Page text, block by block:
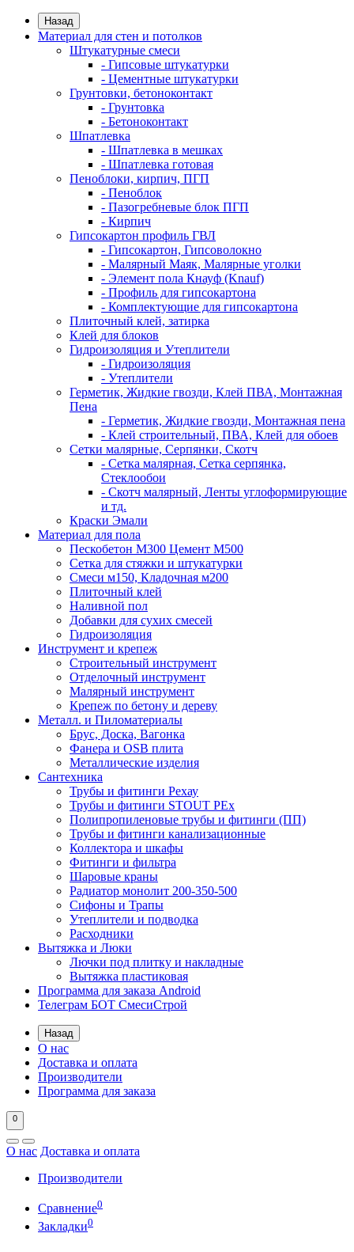
Назад
Материал для стен и потолков
Штукатурные смеси
- Гипсовые штукатурки
- Цементные штукатурки
Грунтовки, бетоноконтакт
- Грунтовка
- Бетоноконтакт
Шпатлевка
- Шпатлевка в мешках
- Шпатлевка готовая
Пеноблоки, кирпич, ПГП
- Пеноблок
- Пазогребневые блок ПГП
- Кирпич
Гипсокартон профиль ГВЛ
- Гипсокартон, Гипсоволокно
- Малярный Маяк, Малярные уголки
- Элемент пола Кнауф (Knauf)
- Профиль для гипсокартона
- Комплектующие для гипсокартона
Плиточный клей, затирка
Клей для блоков
Гидроизоляция и Утеплители
- Гидроизоляция
- Утеплители
Герметик, Жидкие гвозди, Клей ПВА, Монтажная
Пена
- Герметик, Жидкие гвозди, Монтажная пена
- Клей строительный, ПВА, Клей для обоев
Сетки малярные, Серпянки, Скотч
- Сетка малярная, Сетка серпянка,
Стеклообои
- Скотч малярный, Ленты углоформирующие
и тд.
Краски Эмали
Материал для пола
Пескобетон М300 Цемент М500
Сетка для стяжки и штукатурки
Смеси м150, Кладочная м200
Плиточный клей
Наливной пол
Добавки для сухих смесей
Гидроизоляция
Инструмент и крепеж
Строительный инструмент
Отделочный инструмент
Малярный инструмент
Крепеж по бетону и дереву
Металл. и Пиломатериалы
Брус, Доска, Вагонка
Фанера и OSB плита
Металлические изделия
Сантехника
Трубы и фитинги Рехау
Трубы и фитинги STOUT PEx
Полипропиленовые трубы и фитинги (ПП)
Трубы и фитинги канализационные
Коллектора и шкафы
Фитинги и фильтра
Шаровые краны
Радиатор монолит 200-350-500
Сифоны и Трапы
Утеплители и подводка
Расходники
Вытяжка и Люки
Лючки под плитку и накладные
Вытяжка пластиковая
Программа для заказа Android
Телеграм БОТ СмесиСтрой
Назад
О нас
Доставка и оплата
Производители
Программа для заказа
0
О нас Доставка и оплата
Производители
Сравнение0
Закладки0